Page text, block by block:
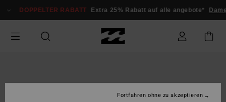
zur
springen
DOPPELTER RABATT Extra 25% Rabatt auf alle angebote* Damen
Fortfahren ohne zu akzeptieren